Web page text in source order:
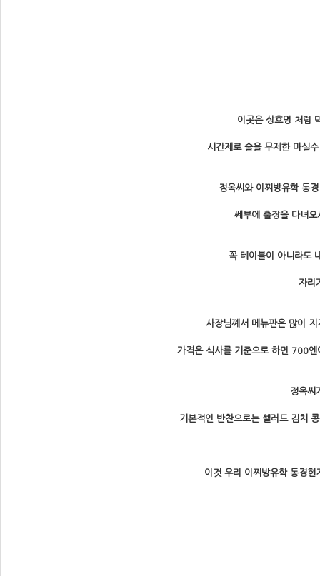
이곳은 상호명 처럼
시간제로 술을 무제한 마실
정옥씨와 이찌방유학 동
쎄부에 출장을 다녀
꼭 테이블이 아니라도
자리
사장님꼐서 메뉴판은 많이
가격은 식사를 기준으로 하면 700
정옥씨
기본적인 반찬으로는 셀러드 김치
이것 우리 이찌방유학 동경